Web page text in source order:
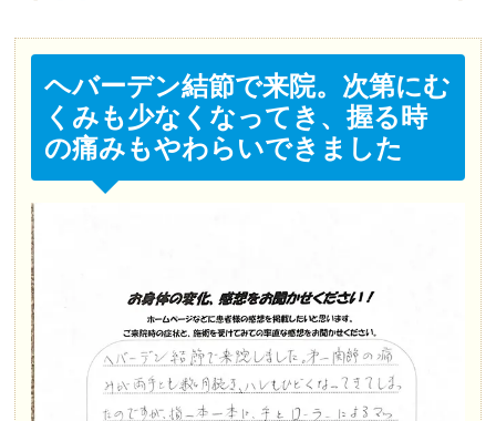
ヘバーデン結節で来院。次第にむ
くみも少なくなってき、握る時
の痛みもやわらいできました